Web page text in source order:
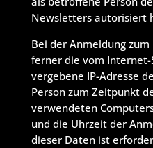
Newsletters autorisiert
Bei der Anmeldung
ferner die vom Internet-
vergebene IP-Adresse
Person zum Zeitpunkt
verwendeten
und die Uhrzeit der
dieser Daten ist